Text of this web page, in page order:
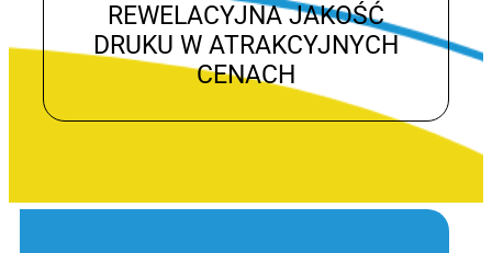
REWELACYJNA JAKOŚĆ
DRUKU W ATRAKCYJNYCH
CENACH